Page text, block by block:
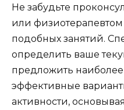
Не забудьте
или
подобных занятий.
определить ваше
предложить
эффективные
активности,